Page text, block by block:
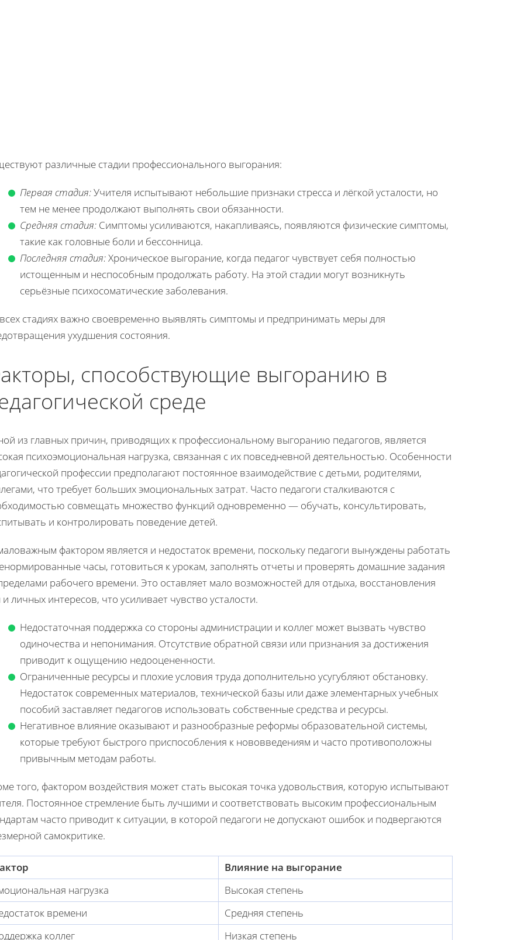
различные стадии профессионального выгорания:
Первая стадия:Учителя испытывают небольшие признаки стресса и лёгкой усталости, но
тем не менее продолжают выполнять свои обязанности.
Средняя стадия: Симптомы усиливаются, накапливаясь, появляются физические симптомы,
такие как головные боли и бессонница.
Последняя стадия:Хроническое выгорание, когда педагог чувствует себя полностью
истощенным и неспособным продолжать работу. На этой стадии могут возникнуть
серьёзные психосоматические заболевания.
стадиях важно своевременно выявлять симптомы и предпринимать меры для
ухудшения состояния.
способствующие выгоранию в
среде
из главных причин, приводящих к профессиональному выгоранию педагогов, является
психоэмоциональная нагрузка, связанная с их повседневной деятельностью. Особенности
профессии предполагают постоянное взаимодействие с детьми, родителями,
что требует больших эмоциональных затрат. Часто педагоги сталкиваются с
совмещать множество функций одновременно — обучать, консультировать,
и контролировать поведение детей.
фактором является и недостаток времени, поскольку педагоги вынуждены работать
часы, готовиться к урокам, заполнять отчеты и проверять домашние задания
рабочего времени. Это оставляет мало возможностей для отдыха, восстановления
и личных интересов, что усиливает чувство усталости.
Недостаточная поддержка со стороны администрации и коллег может вызвать чувство
одиночества и непонимания. Отсутствие обратной связи или признания за достижения
приводит к ощущению недооцененности.
Ограниченные ресурсы и плохие условия труда дополнительно усугубляют обстановку.
Недостаток современных материалов, технической базы или даже элементарных учебных
пособий заставляет педагогов использовать собственные средства и ресурсы.
Негативное влияние оказывают и разнообразные реформы образовательной системы,
которые требуют быстрого приспособления к нововведениям и часто противоположны
привычным методам работы.
того, фактором воздействия может стать высокая точка удовольствия, которую испытывают
Постоянное стремление быть лучшими и соответствовать высоким профессиональным
часто приводит к ситуации, в которой педагоги не допускают ошибок и подвергаются
самокритике.
Влияние на выгорание
нагрузка
Высокая степень
времени
Средняя степень
коллег
Низкая степень